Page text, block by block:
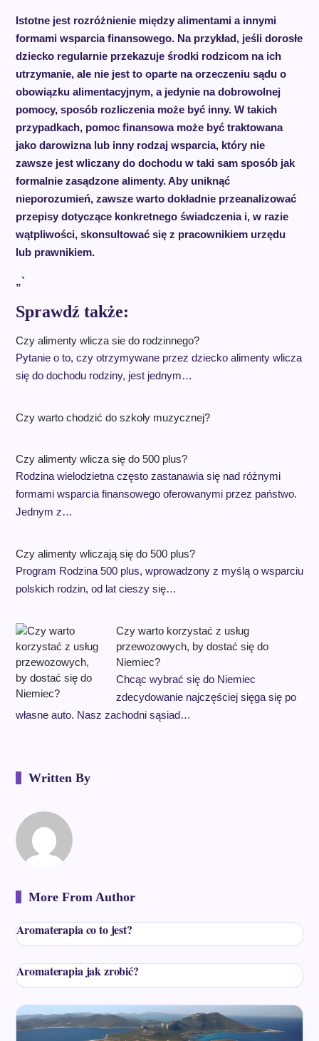
Istotne jest rozróżnienie między alimentami a innymi
formami wsparcia finansowego. Na przykład, jeśli dorosłe
dziecko regularnie przekazuje środki rodzicom na ich
utrzymanie, ale nie jest to oparte na orzeczeniu sądu o
obowiązku alimentacyjnym, a jedynie na dobrowolnej
pomocy, sposób rozliczenia może być inny. W takich
przypadkach, pomoc finansowa może być traktowana
jako darowizna lub inny rodzaj wsparcia, który nie
zawsze jest wliczany do dochodu w taki sam sposób jak
formalnie zasądzone alimenty. Aby uniknąć
nieporozumień, zawsze warto dokładnie przeanalizować
przepisy dotyczące konkretnego świadczenia i, w razie
wątpliwości, skonsultować się z pracownikiem urzędu
lub prawnikiem.
„`
Sprawdź także:
Czy alimenty wlicza sie do rodzinnego?
Pytanie o to, czy otrzymywane przez dziecko alimenty wlicza
się do dochodu rodziny, jest jednym…
Czy warto chodzić do szkoły muzycznej?
Czy alimenty wlicza się do 500 plus?
Rodzina wielodzietna często zastanawia się nad różnymi
formami wsparcia finansowego oferowanymi przez państwo.
Jednym z…
Czy alimenty wliczają się do 500 plus?
Program Rodzina 500 plus, wprowadzony z myślą o wsparciu
polskich rodzin, od lat cieszy się…
Czy warto korzystać z usług
przewozowych, by dostać się do
Niemiec?
Chcąc wybrać się do Niemiec
zdecydowanie najczęściej sięga się po
własne auto. Nasz zachodni sąsiad…
Written By
More From Author
Aromaterapia co to jest?
Aromaterapia jak zrobić?